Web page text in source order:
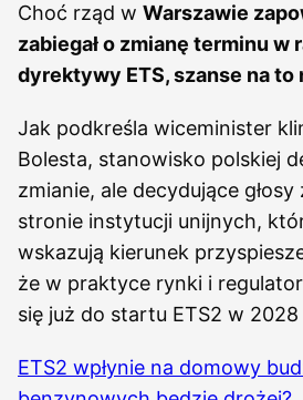
Choć rząd w Warszawie
zabiegał o zmianę terminu w
dyrektywy ETS, szanse na to
Jak podkreśla wiceminister
Bolesta, stanowisko polskiej
zmianie, ale decydujące głosy
stronie instytucji unijnych,
wskazują kierunek
że w praktyce rynki i
się już do startu ETS2 w 2028
ETS2 wpłynie na domowy